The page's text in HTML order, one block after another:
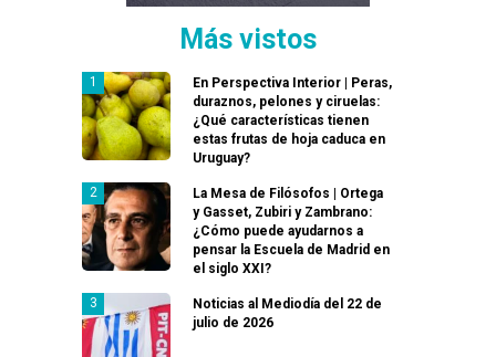
Más vistos
En Perspectiva Interior | Peras,
duraznos, pelones y ciruelas:
¿Qué características tienen
estas frutas de hoja caduca en
Uruguay?
La Mesa de Filósofos | Ortega
y Gasset, Zubiri y Zambrano:
¿Cómo puede ayudarnos a
pensar la Escuela de Madrid en
el siglo XXI?
Noticias al Mediodía del 22 de
julio de 2026